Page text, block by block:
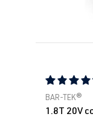
BAR-TEK®
1.8T 20V